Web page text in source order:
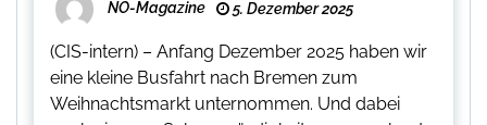
NO-Magazine 5. Dezember 2025
(CIS-intern) – Anfang Dezember 2025 haben wir
eine kleine Busfahrt nach Bremen zum
Weihnachtsmarkt unternommen. Und dabei